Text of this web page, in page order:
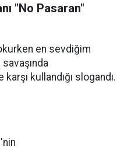
"No Pasaran"
en sevdiğim
kullandığı slogandı.